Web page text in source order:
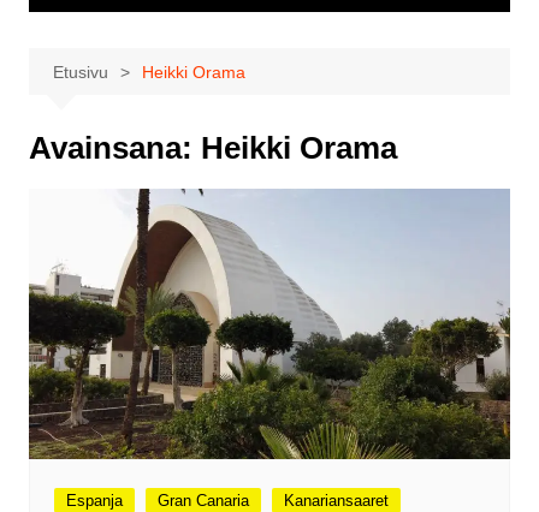
Etusivu Heikki Orama
Avainsana: Heikki Orama
Espanja Gran Canaria
Kanariansaaret